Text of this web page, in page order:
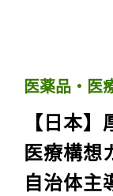
医薬品・医
【日本
医療構想
自治体主